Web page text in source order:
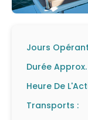
Jours
Durée Approx.
Heure De
Transports :